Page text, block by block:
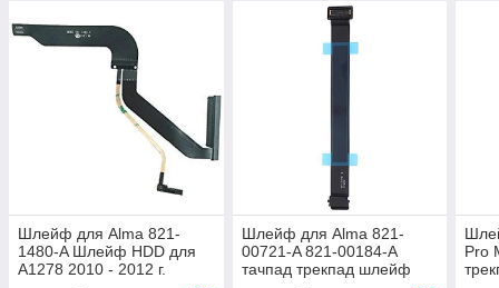
Шлейф для Alma 821-
1480-A Шлейф HDD для
A1278 2010 - 2012 г.
Шлейф для Alma 821-
00721-A 821-00184-A
тачпад трекпад шлейф
Pro